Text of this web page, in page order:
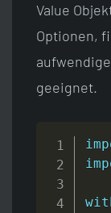
Value
Optionen,
geeignet.